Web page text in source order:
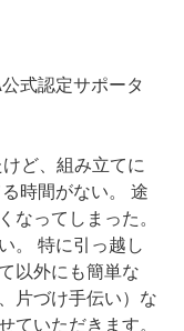
式認定サポータ
ど、組み立てに
時間がない。 途
なってしまった。
。 特に引っ越し
以外にも簡単な
片づけ手伝い）な
ていただきます。